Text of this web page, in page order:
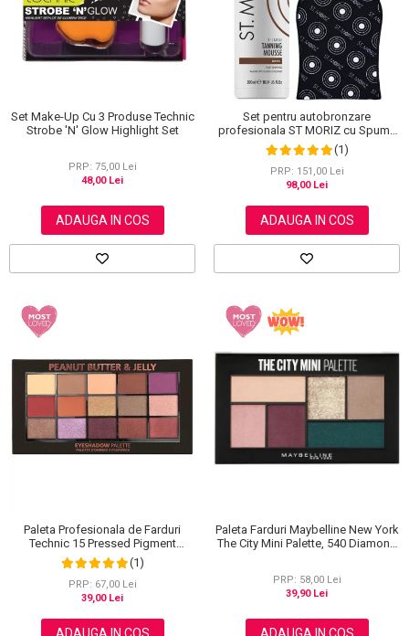
Set Make-Up Cu 3 Produse Technic
Strobe 'N' Glow Highlight Set
PRP: 75,00 Lei
48,00 Lei
ADAUGA IN COS
Set pentru autobronzare
profesionala ST MORIZ cu Spuma
Dark XL si Manusa
(1)
PRP: 151,00 Lei
98,00 Lei
ADAUGA IN COS
Paleta Profesionala de Farduri
Technic 15 Pressed Pigment
Palette, Peanut Butter & Jelly, 15
Culori, 30 g
(1)
PRP: 67,00 Lei
39,00 Lei
Paleta Farduri Maybelline New York
The City Mini Palette, 540 Diamond
PRP: 58,00 Lei
39,90 Lei